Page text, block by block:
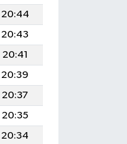
20:44
20:43
20:41
20:39
20:37
20:35
20:34